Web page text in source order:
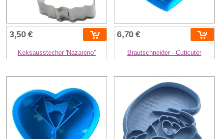
3,50 €
Keksausstecher 'Nazareno”
6,70 €
Brautschneider - Cuticuter